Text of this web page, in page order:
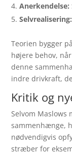
Anerkendelse:
Selvrealisering:
Teorien bygger
højere behov,
denne
indre drivkraft,
Kritik og
Selvom Maslows
sammenhænge,
nødvendigvis
stræber for